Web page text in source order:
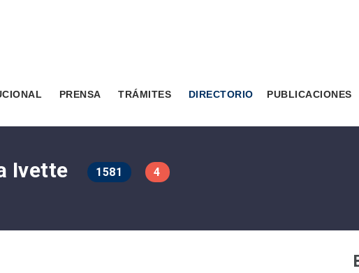
PRENSA TRÁMITES DIRECTORIO PUBLICACIONES
Ivette 1581 4